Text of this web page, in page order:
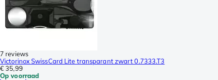
7 reviews
Victorinox SwissCard Lite transparant zwart 0.7333.T3
€ 35,99
Op voorraad